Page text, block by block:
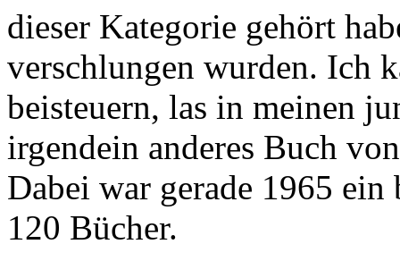
dieser Kategorie gehört
verschlungen wurden. Ich
beisteuern, las in meinen
irgendein anderes Buch
Dabei war gerade 1965
120 Bücher.